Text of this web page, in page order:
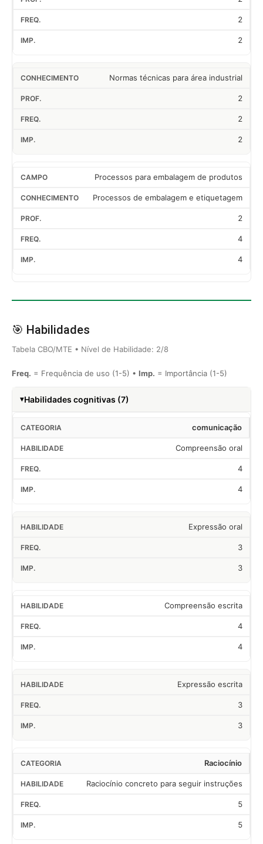
2
2
Normas técnicas para área industrial
2
2
2
Processos para embalagem de produtos
Processos de embalagem e etiquetagem
2
4
4
🎯 Habilidades
Tabela CBO/MTE • Nível de Habilidade: 2/8
Freq. = Frequência de uso (1-5) • Imp. = Importância (1-5)
Habilidades cognitivas (7)
comunicação
Compreensão oral
4
4
Expressão oral
3
3
Compreensão escrita
4
4
Expressão escrita
3
3
Raciocínio
Raciocínio concreto para seguir instruções
5
5